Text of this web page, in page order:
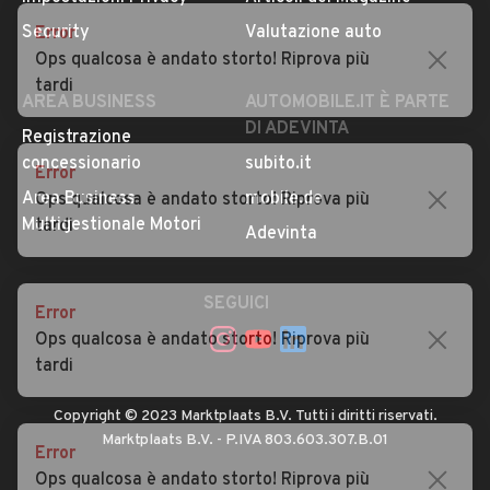
Impostazioni Privacy
Security
Articoli del Magazine
Valutazione auto
AREA BUSINESS
Registrazione
concessionario
Area Business
AUTOMOBILE.IT È PARTE
DI ADEVINTA
subito.it
mobile.de
SEGUICI
Copyright © 2023 Marktplaats B.V. Tutti i diritti riservati.
Marktplaats B.V. - P.IVA 803.603.307.B.01
Error
Ops qualcosa è andato storto! Riprova più
tardi
Error
Ops qualcosa è andato storto! Riprova più
tardi
Error
Ops qualcosa è andato storto! Riprova più
tardi
Error
Ops qualcosa è andato storto! Riprova più